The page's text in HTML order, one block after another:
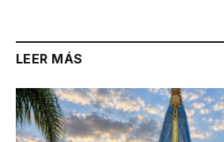
LEER MÁS